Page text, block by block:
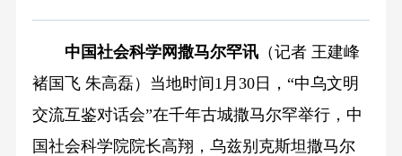
中国社会科学网撒马尔罕讯（记者 王建峰
褚国飞 朱高磊）当地时间1月30日，“中乌文明
交流互鉴对话会”在千年古城撒马尔罕举行，中
国社会科学院院长高翔，乌兹别克斯坦撒马尔